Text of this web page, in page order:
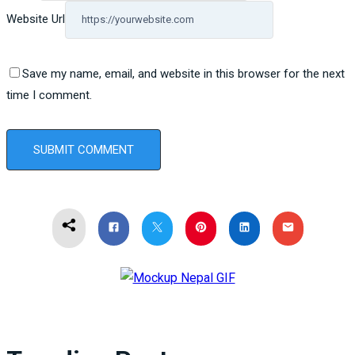
Website Url
Save my name, email, and website in this browser for the next
time I comment.